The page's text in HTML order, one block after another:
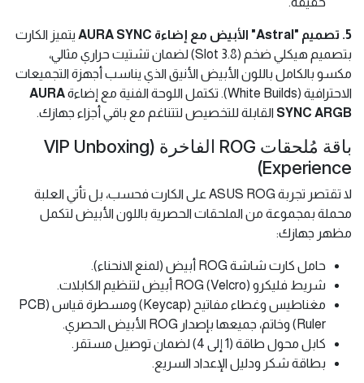
5. تصميم "Astral" الأبيض مع إضاءة AURA SYNC
يتميز الكارت
بتصميم هيكلي ضخم (3.8 Slot) لضمان تشتيت حراري مثالي،
مكسو بالكامل باللون الأبيض الأنيق الذي يناسب أجهزة التجميعات
الاحترافية (White Builds). تكتمل اللوحة الفنية مع إضاءة
AURA
SYNC ARGB القابلة للتخصيص لتتناغم مع باقي أجزاء جهازك.
باقة مُلحقات ROG الفاخرة (VIP Unboxing
Experience)
لا تقتصر تجربة ASUS ROG على الكارت فحسب، بل تأتي العلبة
محملة بمجموعة من الملحقات الحصرية باللون الأبيض لتكمل
مظهر جهازك:
حامل كارت شاشة ROG أبيض (لمنع الانحناء).
شريط فليكرو (Velcro) ROG أبيض لتنظيم الكابلات.
مغناطيس وغطاء مفاتيح (Keycap) ومسطرة قياس (PCB
Ruler) وخاتم، جميعها بإصدار ROG الأبيض الحصري.
كابل محول طاقة (1 إلى 4) لضمان توصيل مستقر.
بطاقة شكر ودليل الإعداد السريع.